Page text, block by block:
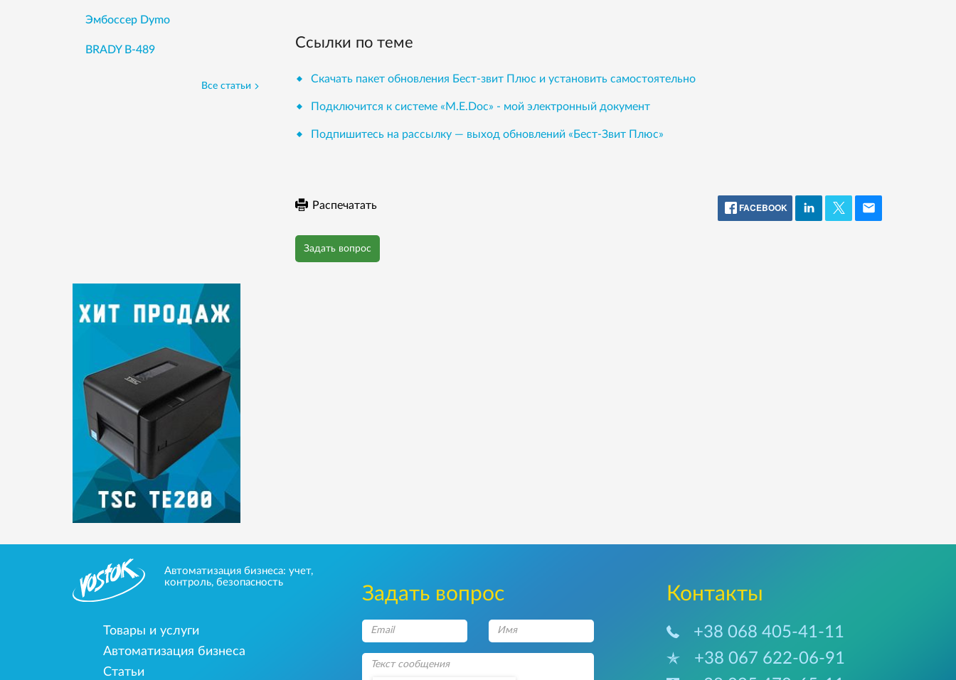
Ссылки по теме
Скачать пакет обновления Бест-звит Плюс и установить самостоятельно
Подключится к системе «М.Е.Doc» - мой электронный документ
Подпишитесь на рассылку — выход обновлений «Бест-Звит Плюс»
Распечатать FACEBOOK
Задать вопрос
Эмбоссер Dymo
BRADY B-489
Все статьи
Автоматизация бизнеса: учет,
контроль, безопасность
Товары и услуги
Автоматизация бизнеса
Статьи
Задать вопрос Контакты
+38 068 405-41-11
+38 067 622-06-91